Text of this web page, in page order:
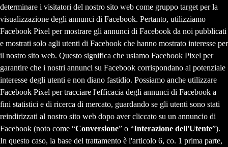
determinare i visitatori del nostro sito web come gruppo target per la
visualizzazione degli annunci di Facebook. Pertanto, utilizziamo
Facebook Pixel per mostrare gli annunci di Facebook da noi pubblicati
e mostrati solo agli utenti di Facebook che hanno mostrato interesse per
il nostro sito web. Questo significa che usiamo Facebook Pixel per
garantire che i nostri annunci su Facebook corrispondano al potenziale
interesse degli utenti e non diano fastidio. Possiamo anche utilizzare
Facebook Pixel per tracciare l'efficacia degli annunci di Facebook a
fini statistici e di ricerca di mercato, guardando se gli utenti sono stati
reindirizzati al nostro sito web dopo aver cliccato su un annuncio di
Facebook (noto come “Conversione” o “Interazione dell'Utente”).
In questo caso, la base del trattamento è l'articolo 6, co. 1 prima parte,